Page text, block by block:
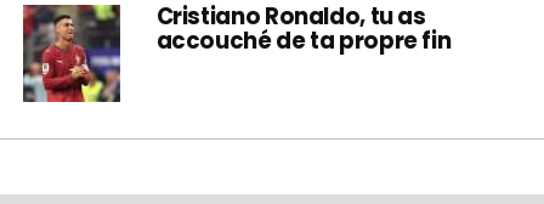
Cristiano Ronaldo, tu as
accouché de ta propre fin